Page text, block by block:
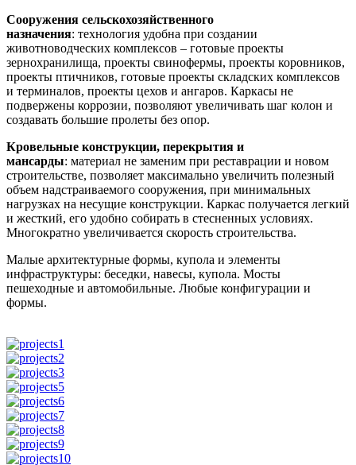
Сооружения сельскохозяйственного
назначения: технология удобна при создании
животноводческих комплексов – готовые проекты
зернохранилища, проекты свинофермы, проекты коровников,
проекты птичников, готовые проекты складских комплексов
и терминалов, проекты цехов и ангаров. Каркасы не
подвержены коррозии, позволяют увеличивать шаг колон и
создавать большие пролеты без опор.
Кровельные конструкции, перекрытия и
мансарды: материал не заменим при реставрации и новом
строительстве, позволяет максимально увеличить полезный
объем надстраиваемого сооружения, при минимальных
нагрузках на несущие конструкции. Каркас получается легкий
и жесткий, его удобно собирать в стесненных условиях.
Многократно увеличивается скорость строительства.
Малые архитектурные формы, купола и элементы
инфраструктуры: беседки, навесы, купола. Мосты
пешеходные и автомобильные. Любые конфигурации и
формы.